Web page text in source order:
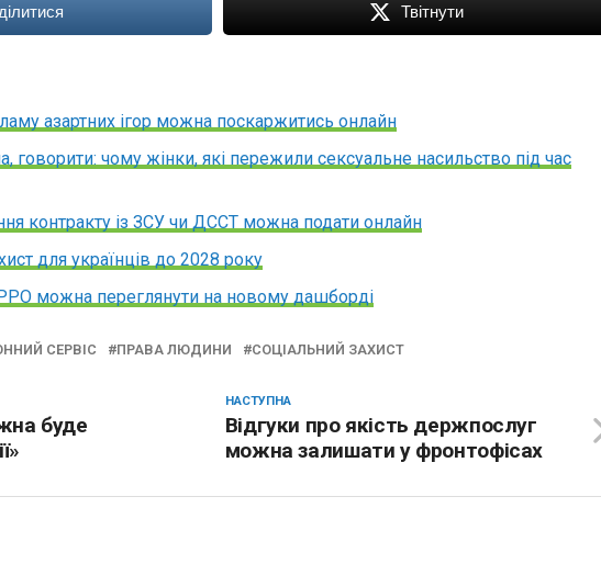
Твітнути
азартних ігор можна поскаржитись онлайн
говорити: чому жінки, які пережили сексуальне насильство під час
контракту із ЗСУ чи ДССТ можна подати онлайн
для українців до 2028 року
можна переглянути на новому дашборді
СЕРВІС ПРАВА ЛЮДИНИ СОЦІАЛЬНИЙ ЗАХИСТ
НАСТУПНА
Відгуки про якість держпослуг
можна залишати у фронтофісах
буде